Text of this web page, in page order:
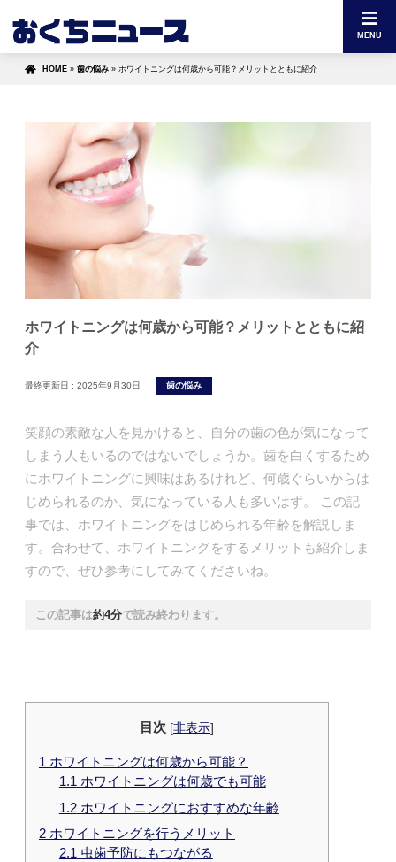
MENU
HOME » 歯の悩み » ホワイトニングは何歳から可能？メリットとともに紹介
ホワイトニングは何歳から可能？メリットとともに紹
介
最終更新日 : 2025年9月30日 歯の悩み
笑顔の素敵な人を見かけると、自分の歯の色が気になって
しまう人もいるのではないでしょうか。歯を白くするため
にホワイトニングに興味はあるけれど、何歳ぐらいからは
じめられるのか、気になっている人も多いはず。 この記
事では、ホワイトニングをはじめられる年齢を解説しま
す。合わせて、ホワイトニングをするメリットも紹介しま
すので、ぜひ参考にしてみてくださいね。
この記事は約4分で読み終わります。
目次 [非表示]
1 ホワイトニングは何歳から可能？
1.1 ホワイトニングは何歳でも可能
1.2ホワイトニングにおすすめな年齢
2 ホワイトニングを行うメリット
2.1 虫歯予防にもつながる